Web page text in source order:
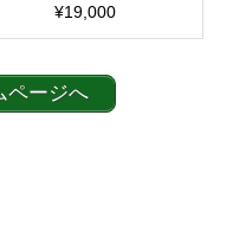
¥19,000
ページへ